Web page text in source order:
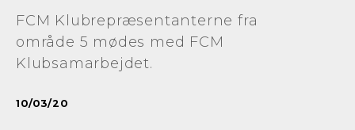
FCM Klubrepræsentanterne fra
område 5 mødes med FCM
Klubsamarbejdet.
10/03/20